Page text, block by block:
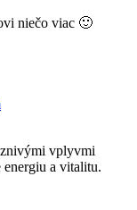
niečo viac 🙂
vplyvmi
energiu a vitalitu.